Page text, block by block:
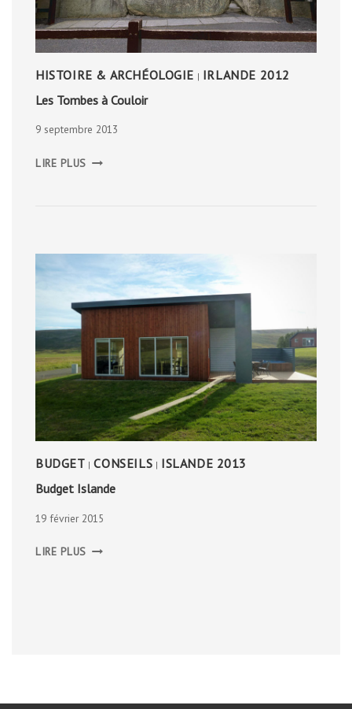
HISTOIRE & ARCHÉOLOGIE | IRLANDE 2012
Les Tombes à Couloir
9 septembre 2013
LIRE PLUS TOMBES
BUDGET |CONSEILS | ISLANDE 2013
Budget Islande
19 février 2015
LIRE PLUS ISLANDE